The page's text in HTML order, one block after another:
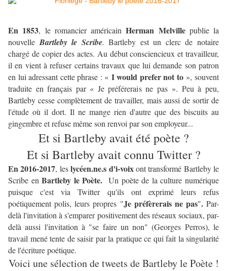
En 1853, le romancier américainHerman Melville publie la
nouvelle Bartleby le Scribe.Bartleby est un clerc de notaire
chargé de copier des actes. Au début consciencieux et travailleur,
il en vient à refuser certains travaux que lui demande son patron
en lui adressant cette phrase : « I would prefer not to », souvent
traduite en français par « Je préférerais ne pas ». Peu à peu,
Bartleby cesse complètement de travailler, mais aussi de sortir de
l'étude où il dort. Il ne mange rien d'autre que des biscuits au
gingembre et refuse même son renvoi par son employeur...
Et si Bartleby avait été poète ?
Et si Bartleby avait connu Twitter ?
En 2016-2017, leslycéen.ne.s d'i-voixont transformé Bartleby le
Scribe enBartleby le Poète.Un poète de la culture numérique
puisque c'est via Twitter qu'ils ont exprimé leurs refus
poétiquement polis, leurs propres "Je préfèrerais ne pas". Par-
delà l'invitation à s'emparer positivement des réseaux sociaux, par-
delà aussi l'invitation à "se faire un non" (Georges Perros), le
travail mené tente de saisir par la pratique ce qui fait la singularité
de l'écriture poétique.
Voici une sélection de tweets de Bartleby le Poète !